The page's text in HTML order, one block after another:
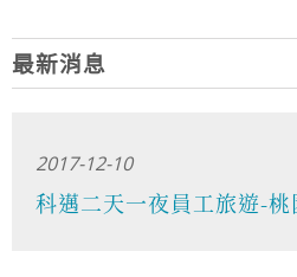
最新消息
2017-12-10
科邁二天一夜員工旅遊-